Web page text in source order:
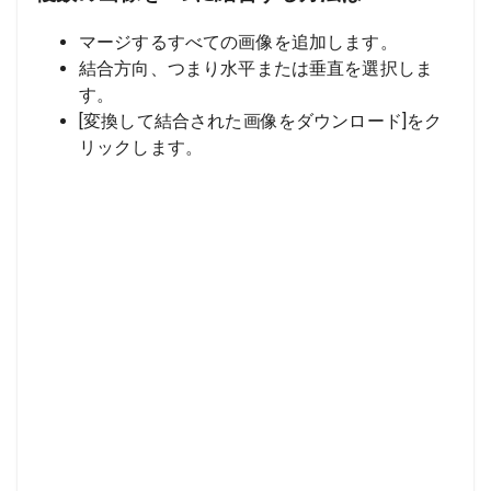
マージするすべての画像を追加します。
結合方向、つまり水平または垂直を選択しま
す。
[変換して結合された画像をダウンロード]をク
リックします。